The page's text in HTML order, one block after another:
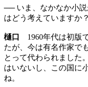
── いま、なかなか小
はどう考えていますか？
樋口
1960年代は初版
たが、今は有名作家で
とって代わられました
はいないし、この国に
ね。